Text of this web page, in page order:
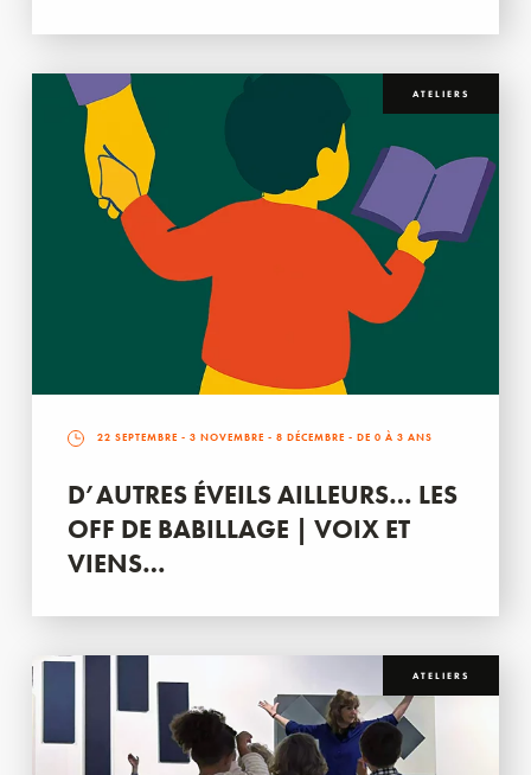
ATELIERS
22 SEPTEMBRE - 3 NOVEMBRE - 8 DÉCEMBRE - DE 0 À 3 ANS
D’AUTRES ÉVEILS AILLEURS… LES
OFF DE BABILLAGE | VOIX ET
VIENS…
ATELIERS